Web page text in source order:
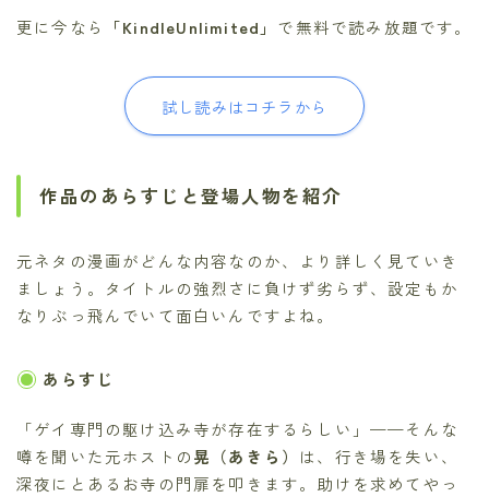
更に今なら 「KindleUnlimited」 で無料で読み放題です。
試し読みはコチラから
作品のあらすじと登場人物を紹介
元ネタの漫画がどんな内容なのか、より詳しく見ていき
ましょう。タイトルの強烈さに負けず劣らず、設定もか
なりぶっ飛んでいて面白いんですよね。
あらすじ
「ゲイ専門の駆け込み寺が存在するらしい」——そんな
噂を聞いた元ホストの晃（あきら） は、行き場を失い、
深夜にとあるお寺の門扉を叩きます。助けを求めてやっ